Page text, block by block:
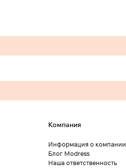
Компания
Информация о компании
Блог Modress
Наша ответственность